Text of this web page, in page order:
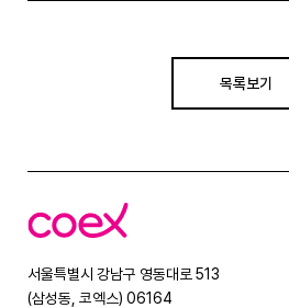
목록보기
코
엑
서울특별시 강남구 영동대로 513
(삼성동, 코엑스) 06164